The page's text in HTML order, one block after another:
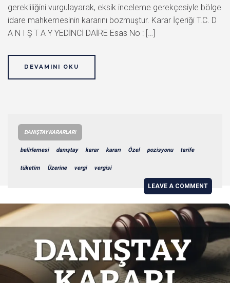
gerekliliğini vurgulayarak, eksik inceleme gerekçesiyle bölge
idare mahkemesinin kararını bozmuştur. Karar İçeriği T.C. D
A N I Ş T A Y YEDİNCİ DAİRE Esas No : […]
DEVAMINI OKU
DANIŞTAY KARARLARI
belirlemesi danıştay karar kararı Özel pozisyonu tarife
tüketim Üzerine vergi vergisi
LEAVE A COMMENT